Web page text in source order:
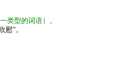
类型的词语）。
慰”。